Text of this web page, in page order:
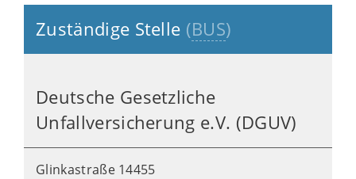
Zuständige Stelle (BUS)
Deutsche Gesetzliche
Unfallversicherung e.V. (DGUV)
Glinkastraße 14455